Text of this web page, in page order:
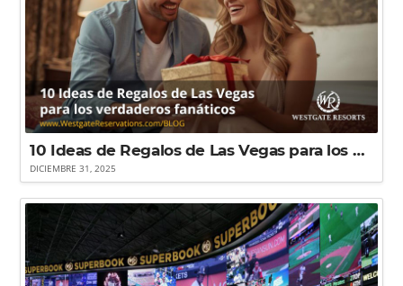
10 Ideas de Regalos de Las Vegas para los verdaderos fanáticos
DICIEMBRE 31, 2025